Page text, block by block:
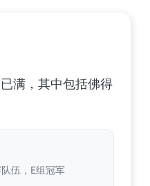
满，其中包括佛得
伍，E组冠军